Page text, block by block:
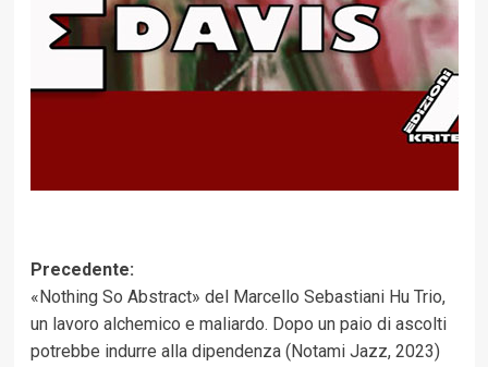
Navigazione
articolo
Precedente:
«Nothing So Abstract» del Marcello Sebastiani Hu Trio,
un lavoro alchemico e maliardo. Dopo un paio di ascolti
potrebbe indurre alla dipendenza (Notami Jazz, 2023)